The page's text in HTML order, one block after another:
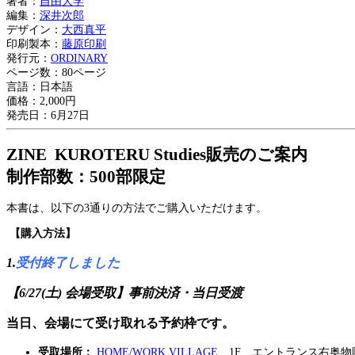
編集： 深井次郎
デザイン： 大西真平
印刷製本： 藤原印刷
発行元： ORDINARY
ページ数：80ページ
言語：日本語
価格：2,000円
発売日：6月27日
ZINE KUROTERU Studies販売のご案内
制作部数： 500部限定
本書は、以下の3通りの方法でご購入いただけます。
【購入方法】
1.受付終了しました
【6/27(土) 会場受取】事前決済・当日受渡
当日、会場にて受け取れる予約枠です。
受取場所： HOME/WORK VILLAGE 1F エントランス右奥物